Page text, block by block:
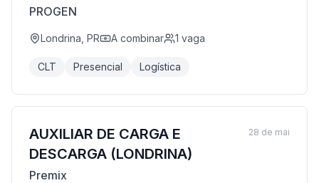
PROGEN
Londrina, PR A combinar 1 vaga
CLT Presencial Logística
AUXILIAR DE CARGA E
DESCARGA (LONDRINA)
Premix
28 de mai